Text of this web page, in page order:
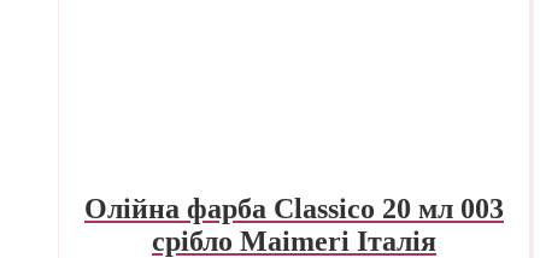
Олійна фарба Classico 20 мл 003
срібло Maimeri Італія